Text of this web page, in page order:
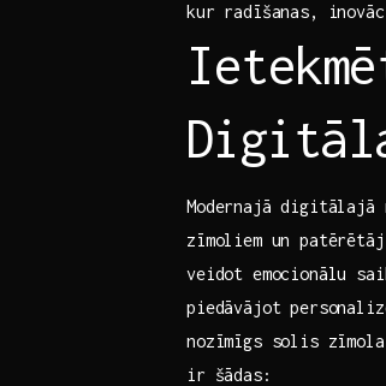
kur radīšanas,
Modernajā
zīmoliem un
veidot emocionālu
piedāvājot
nozīmīgs solis
ir šādas: